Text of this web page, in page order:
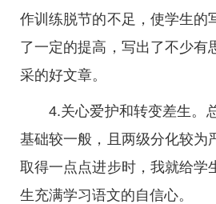
作训练脱节的不足，使学生的
了一定的提高，写出了不少有
采的好文章。
4.关心爱护和转变差生。
基础较一般，且两级分化较为
取得一点点进步时，我就给学
生充满学习语文的自信心。